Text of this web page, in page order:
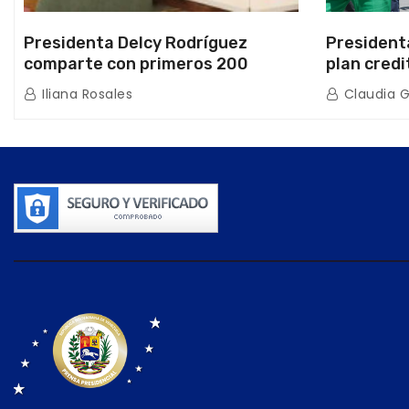
Presidenta Delcy Rodríguez
comparte con primeros 200
beneficiarios de la nueva Casa de
los Abuelos “La Primavera” en
Iliana Rosales
plan
directo
de
Claudia